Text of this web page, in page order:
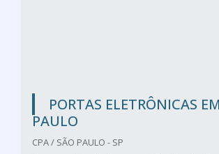
PORTAS ELETRÔNICAS
PAULO
CPA / SÃO PAULO - SP